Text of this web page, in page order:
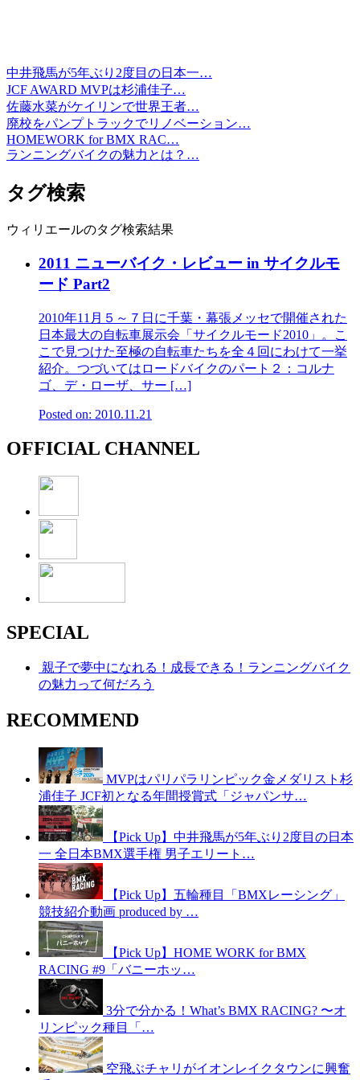
中井飛馬が5年ぶり2度目の日本一…
JCF AWARD MVPは杉浦佳子…
佐藤水菜がケイリンで世界王者…
廃校をパンプトラックでリノベーション…
HOMEWORK for BMX RAC…
ランニングバイクの魅力とは？…
タグ検索
ウィリエールのタグ検索結果
2011 ニューバイク・レビュー in サイクルモ
ード Part2
2010年11月５～７日に千葉・幕張メッセで開催された
日本最大の自転車展示会「サイクルモード2010」。こ
こで見つけた至極の自転車たちを全４回にわけて一挙
紹介。つづいてはロードバイクのパート２：コルナ
ゴ、デ・ローザ、サー […]
Posted on: 2010.11.21
OFFICIAL CHANNEL
SPECIAL
親子で夢中になれる！成長できる！ランニングバイク
の魅力って何だろう
RECOMMEND
MVPはパリパラリンピック金メダリスト杉
浦佳子 JCF初となる年間授賞式「ジャパンサ…
【Pick Up】中井飛馬が5年ぶり2度目の日本
一 全日本BMX選手権 男子エリート…
【Pick Up】五輪種目「BMXレーシング」
競技紹介動画 produced by …
【Pick Up】HOME WORK for BMX
RACING #9「バニーホッ…
3分で分かる！What’s BMX RACING? 〜オ
リンピック種目「…
空飛ぶチャリがイオンレイクタウンに興奮